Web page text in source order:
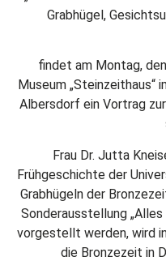
Grabhügel,
findet am Montag,
Museum „Steinzeithaus“
Albersdorf ein Vortrag
Frau Dr. Jutta
Frühgeschichte der
Grabhügeln der
Sonderausstellung
vorgestellt werden, wird
die Bronzezeit in